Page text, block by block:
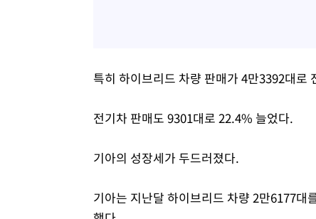
특히 하이브리드 차량 판매가 4만3392대로
전기차 판매도 9301대로 22.4% 늘었다.
기아의 성장세가 두드러졌다.
기아는 지난달 하이브리드 차량 2만6177대